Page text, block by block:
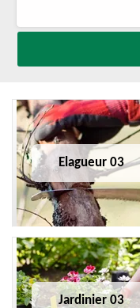
Elagueur 03
Jardinier 03